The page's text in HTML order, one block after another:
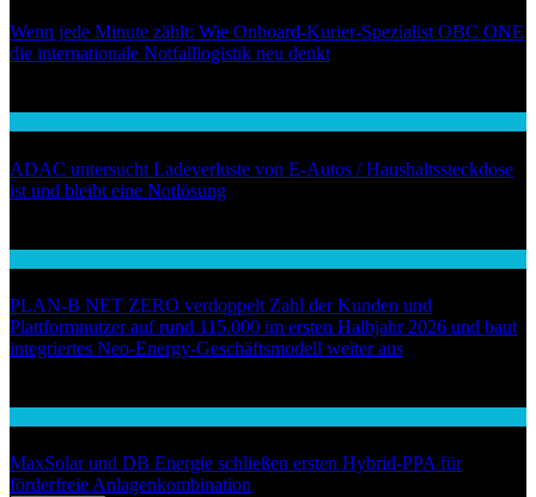
Wenn jede Minute zählt: Wie Onboard-Kurier-Spezialist OBC ONE
die internationale Notfalllogistik neu denkt
ADAC untersucht Ladeverluste von E-Autos / Haushaltssteckdose
ist und bleibt eine Notlösung
PLAN-B NET ZERO verdoppelt Zahl der Kunden und
Plattformnutzer auf rund 115.000 im ersten Halbjahr 2026 und baut
integriertes Neo-Energy-Geschäftsmodell weiter aus
MaxSolar und DB Energie schließen ersten Hybrid-PPA für
förderfreie Anlagenkombination